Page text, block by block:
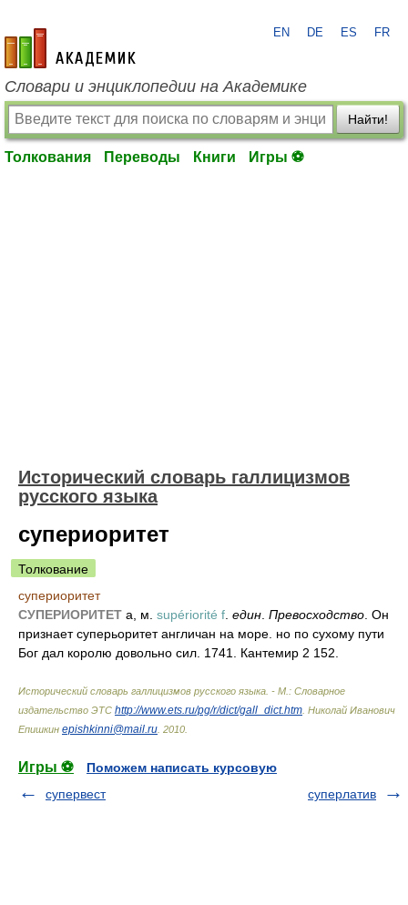
academic.ru
EN DE ES FR
Словари и энциклопедии на Академике
Найти!
Толкования Переводы Книги Игры ⚽
Исторический словарь галлицизмов
русского языка
супериоритет
Толкование
супериоритет
СУПЕРИОРИТЕТ а, м. supériorité f един Превосходство . Он
признает суперьоритет англичан на море. но по сухому пути
Бог дал королю довольно сил. 1741. Кантемир 2 152.
Исторический словарь галлицизмов русского языка. - М.: Словарное
издательство ЭТС http://www.ets.ru/pg/r/dict/gall_dict.htm Николай Иванович
Епишкин epishkinni@mail.ru 2010
Игры ⚽
Поможем написать курсовую
супервест
суперлатив